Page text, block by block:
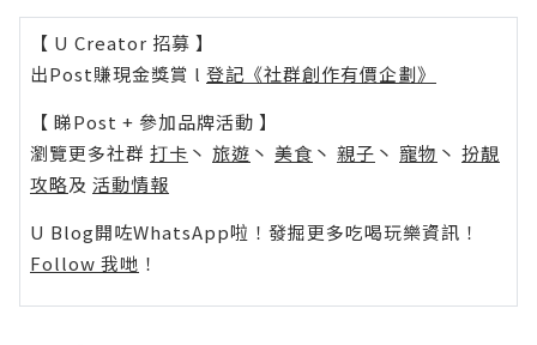
【 U Creator 招募 】
出Post賺現金獎賞 l 登記《社群創作有價企劃》
【 睇Post + 參加品牌活動 】
瀏覽更多社群 打卡 丶 旅遊 丶 美食 丶 親子 丶 寵物 丶 扮靚
攻略及 活動情報
U Blog開咗WhatsApp啦！發掘更多吃喝玩樂資訊！
Follow 我哋 ！